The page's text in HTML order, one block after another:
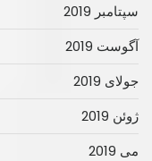
سپتامبر 2019
آگوست 2019
جولای 2019
ژوئن 2019
می 2019